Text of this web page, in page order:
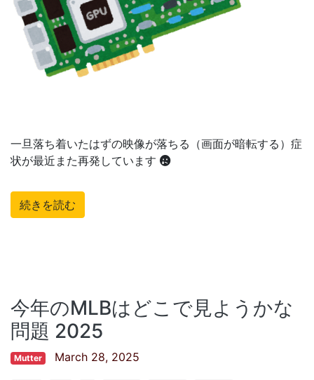
一旦落ち着いたはずの映像が落ちる（画面が暗転する）症
状が最近また再発しています
続きを読む
今年のMLBはどこで見ようかな
問題 2025
Mutter March 28, 2025